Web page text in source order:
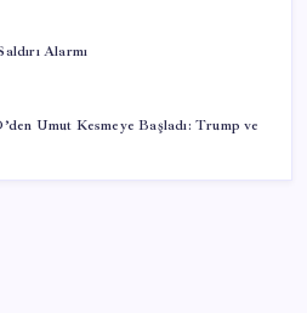
Alarmı
Umut Kesmeye Başladı: Trump ve